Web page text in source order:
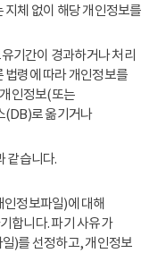
체 없이 해당 개인정보를
기간이 경과하거나 처리
법령에 따라 개인정보를
인정보(또는
(DB)로 옮기거나
같습니다.
정보파일)에 대해
합니다. 파기 사유가
)를 선정하고, 개인정보